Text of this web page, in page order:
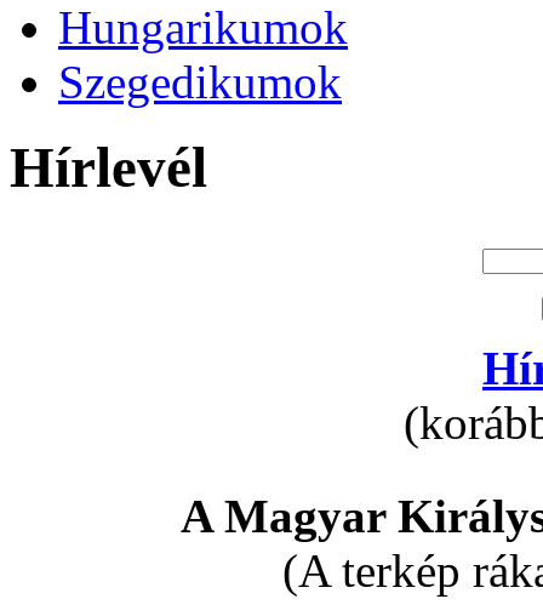
Hungarikumok
Szegedikumok
Hírlevél
A Magyar
(A terkép